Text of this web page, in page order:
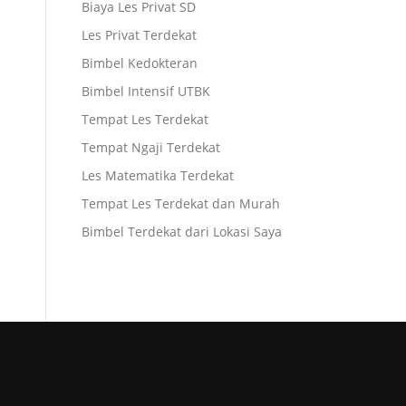
Biaya Les Privat SD
Les Privat Terdekat
Bimbel Kedokteran
Bimbel Intensif UTBK
Tempat Les Terdekat
Tempat Ngaji Terdekat
Les Matematika Terdekat
Tempat Les Terdekat dan Murah
Bimbel Terdekat dari Lokasi Saya